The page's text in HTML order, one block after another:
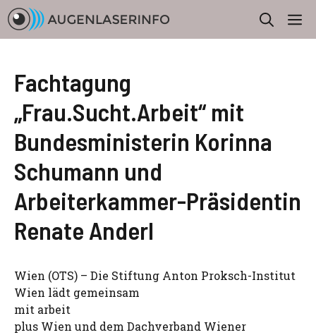
Zum
Inhalt
springen
Fachtagung
„Frau.Sucht.Arbeit“ mit
Bundesministerin Korinna
Schumann und
Arbeiterkammer-Präsidentin
Renate Anderl
Wien (OTS) – Die Stiftung Anton Proksch-Institut
Wien lädt gemeinsam
mit arbeit
plus Wien und dem Dachverband Wiener